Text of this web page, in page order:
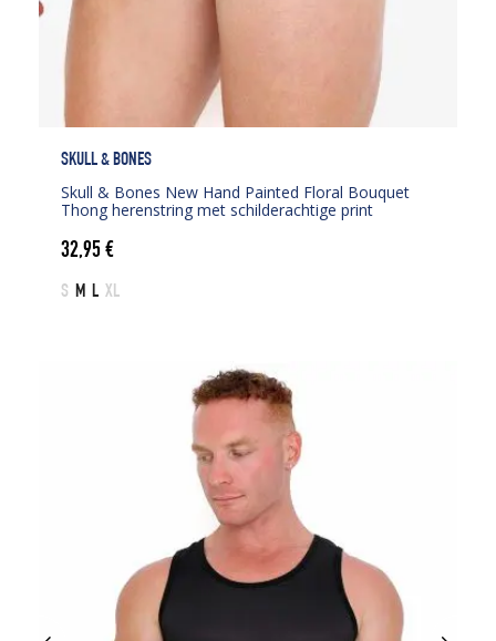
SKULL & BONES
Skull & Bones New Hand Painted Floral Bouquet
Thong herenstring met schilderachtige print
32,95€
S M L XL